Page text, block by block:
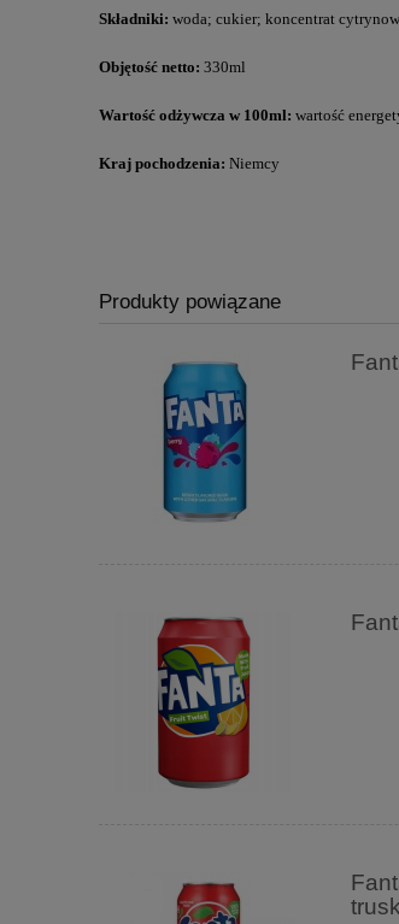
Składniki: woda; cukier; koncentrat
Objętość netto: 330ml
Wartość odżywcza w 100ml: wartość
Kraj pochodzenia: Niemcy
Produkty powiązane